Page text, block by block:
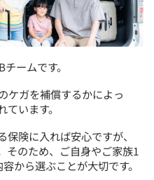
チームです。
ケガを補償するかによっ
います。
険に入れば安心ですが、
そのため、ご自身やご家族1
から選ぶことが大切です。